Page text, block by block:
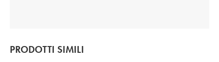
PRODOTTI SIMILI